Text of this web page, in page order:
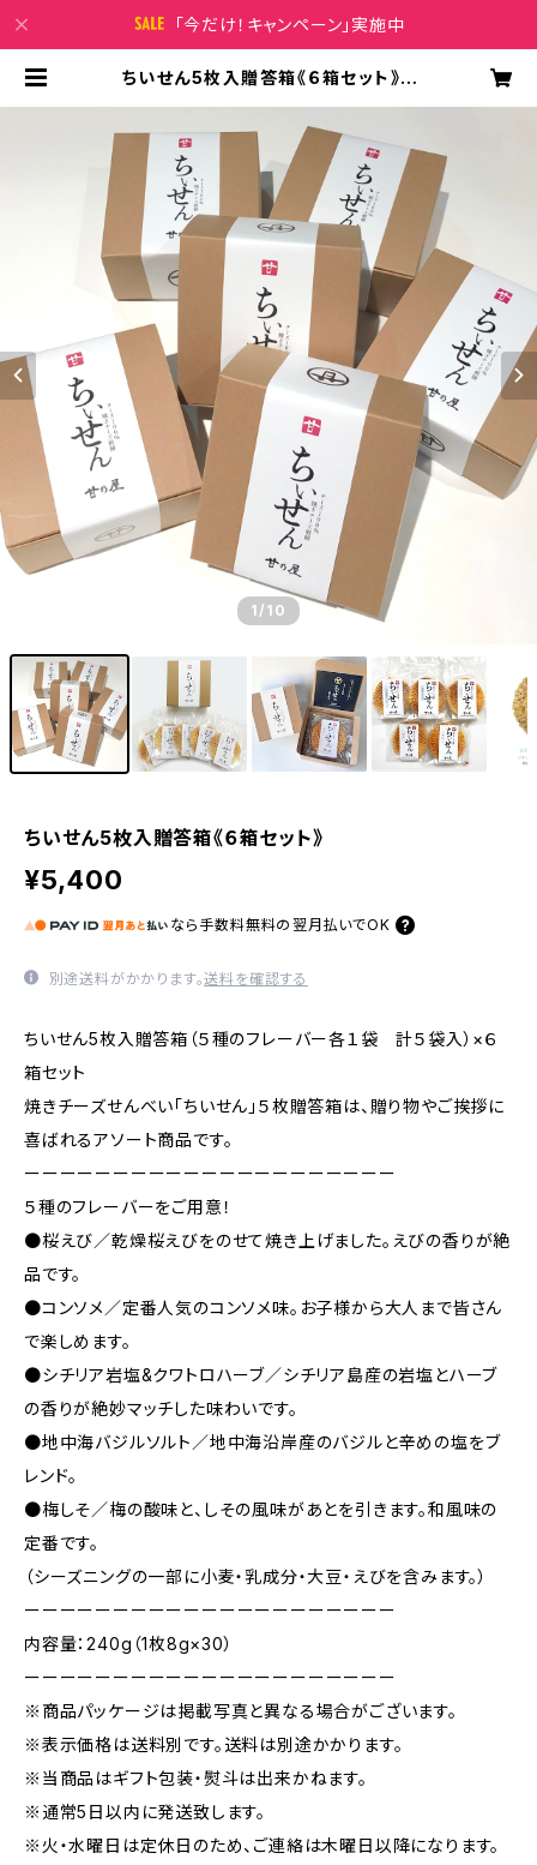
「今だけ！キャンペーン」実施中
ちいせん5枚入贈答箱《６箱セット》 |
1 /10
ちいせん5枚入贈答箱《６箱セット》
¥5,400
なら 手数料無料の 翌月払いでOK
別途送料がかかります。送料を確認する
ちいせん5枚入贈答箱（５種のフレーバー各１袋 計５袋入）×６
箱セット
焼きチーズせんべい「ちいせん」５枚贈答箱は、贈り物やご挨拶に
喜ばれるアソート商品です。
ーーーーーーーーーーーーーーーーーーーーー
５種のフレーバーをご用意！
●桜えび／乾燥桜えびをのせて焼き上げました。えびの香りが絶
品です。
●コンソメ／定番人気のコンソメ味。お子様から大人まで皆さん
で楽しめます。
●シチリア岩塩&クワトロハーブ／シチリア島産の岩塩とハーブ
の香りが絶妙マッチした味わいです。
●地中海バジルソルト／地中海沿岸産のバジルと辛めの塩をブ
レンド。
●梅しそ／梅の酸味と、しその風味があとを引きます。和風味の
定番です。
（シーズニングの一部に小麦・乳成分・大豆・えびを含みます。）
ーーーーーーーーーーーーーーーーーーーーー
内容量：240g（1枚8g×30）
ーーーーーーーーーーーーーーーーーーーーー
※商品パッケージは掲載写真と異なる場合がございます。
※表示価格は送料別です。送料は別途かかります。
※当商品はギフト包装・熨斗は出来かねます。
※通常5日以内に発送致します。
※火・水曜日は定休日のため、ご連絡は木曜日以降になります。